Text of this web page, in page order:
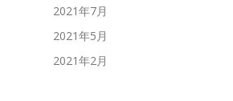
2021年7月
2021年5月
2021年2月